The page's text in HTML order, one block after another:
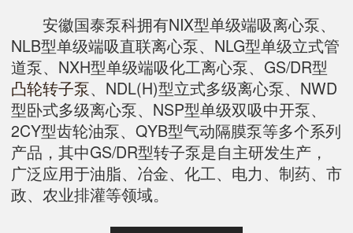
安徽国泰泵科拥有NIX型单级端吸离心泵、
NLB型单级端吸直联离心泵、NLG型单级立式管
道泵、NXH型单级端吸化工离心泵、GS/DR型
凸轮转子泵、NDL(H)型立式多级离心泵、NWD
型卧式多级离心泵、NSP型单级双吸中开泵、
2CY型齿轮油泵、QYB型气动隔膜泵等多个系列
产品，其中GS/DR型转子泵是自主研发生产，
广泛应用于油脂、冶金、化工、电力、制药、市
政、农业排灌等领域。